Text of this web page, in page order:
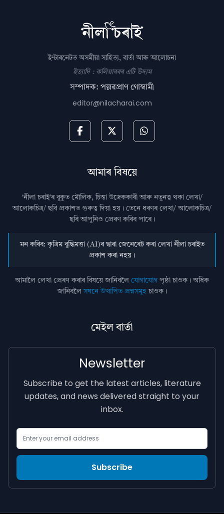
ইণ্টাৰনেটত অসমীয়া সাহিত্য, বাৰ্তা আৰু আলোচনা
ইত্যাদি : কলিয়াবৰৰ এটি উদ্যম
সম্পাদক: পল্লৱপ্ৰাণ গোস্বামী
editor@nilacharai.com
আমাৰ বিষয়ে
‘নীলা চৰাই’ৰ বুকুত মৌলিক, চিন্তা উদ্রেককাৰী আৰু নতুনত্ব থকা লেখা/
আলোকচিত্ৰ/ ছবি প্রকাশত গুৰুত্ব দিয়া হয়। তেনে ধৰণৰ লেখা/ আলোকচিত্ৰ/
ছবি আপুনিও প্রেৰণ কৰিব পাৰে।
মন কৰিব: কৃত্ৰিম বুদ্ধিমত্তা (AI)ৰ দ্বাৰা জেনেৰেট কৰা লেখা নীলা চৰাইত
প্ৰকাশ কৰা নহয়।
আমালৈ লেখা প্ৰেৰণ কৰাৰ বিষয়ে জানিবলৈ যোগাযোগ পৃষ্ঠা চাওক। অধিক
জানিবলৈসঘনে উত্থাপিত প্ৰশ্নসমূহচাওক।
মেইল বাৰ্তা
Newsletter
Subscribe to get the latest articles, literature
updates, and news delivered straight to your
inbox.
Subscribe